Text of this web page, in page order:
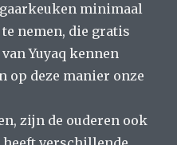
minimaal
nemen, die gratis
Yuyaq kennen
op deze manier onze
zijn de ouderen ook